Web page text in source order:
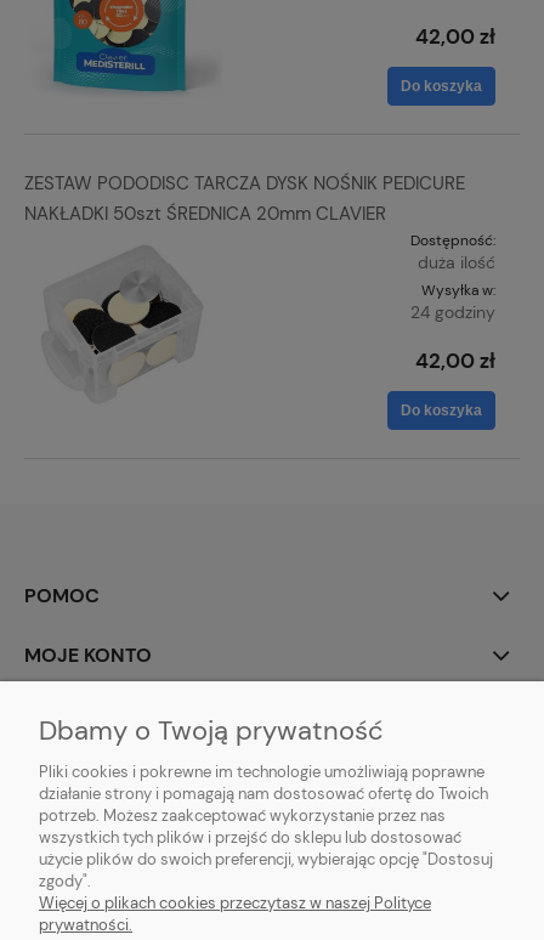
42,00 zł
Do koszyka
ZESTAW PODODISC TARCZA DYSK NOŚNIK PEDICURE
NAKŁADKI 50szt ŚREDNICA 20mm CLAVIER
Dostępność:
duża ilość
Wysyłka w:
24 godziny
42,00 zł
Do koszyka
POMOC
MOJE KONTO
PŁATNOŚCI I DOSTAWA
INFORMACJE
O NAS
Dbamy o Twoją prywatność
Pliki cookies i pokrewne im technologie umożliwiają poprawne
działanie strony i pomagają nam dostosować ofertę do Twoich
potrzeb. Możesz zaakceptować wykorzystanie przez nas
wszystkich tych plików i przejść do sklepu lub dostosować
użycie plików do swoich preferencji, wybierając opcję "Dostosuj
zgody".
Więcej o plikach cookies przeczytasz w naszej Polityce
prywatności.